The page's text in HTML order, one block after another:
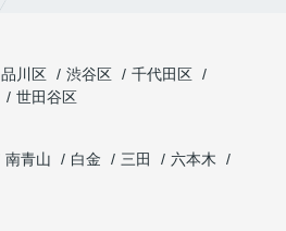
品川区 渋谷区
千代田区
世田谷区
南青山 白金 三田
六本木